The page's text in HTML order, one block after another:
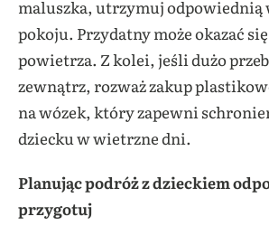
maluszka, utrzymuj
pokoju. Przydatny może okazać
powietrza. Z kolei, jeśli dużo
zewnątrz, rozważ zakup
na wózek, który zapewni
dziecku w wietrzne dni.
Planując podróż z dzieckiem
przygotuj